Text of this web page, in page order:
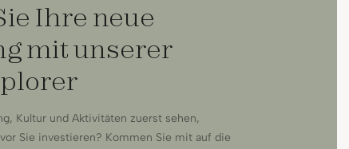
Ihre neue
mit unserer
Kultur und Aktivitäten zuerst sehen,
Sie investieren? Kommen Sie mit auf die